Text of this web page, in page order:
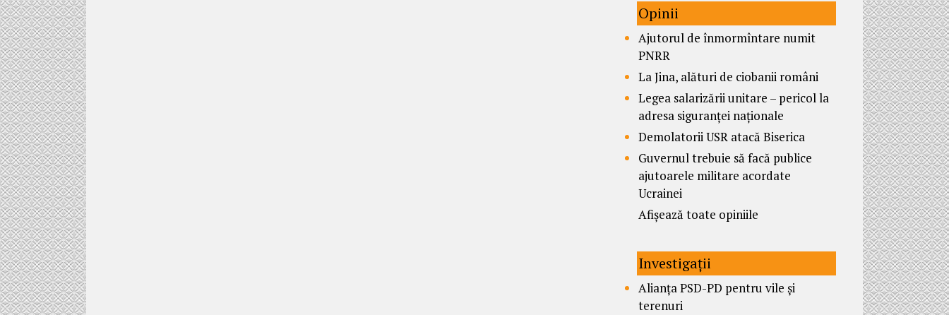
Opinii
Ajutorul de înmormîntare numit
PNRR
La Jina, alături de ciobanii români
Legea salarizării unitare – pericol la
adresa siguranței naționale
Demolatorii USR atacă Biserica
Guvernul trebuie să facă publice
ajutoarele militare acordate
Ucrainei
Afișează toate opiniile
Investigații
Alianța PSD-PD pentru vile și
terenuri